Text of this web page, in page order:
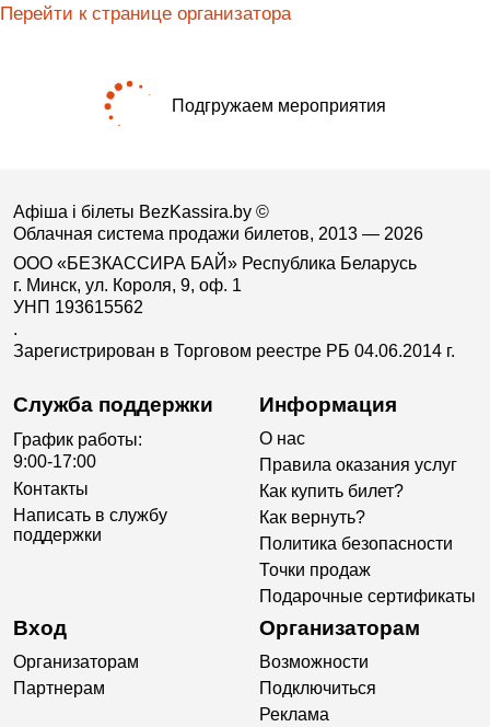
Перейти к странице организатора
Подгружаем мероприятия
Афіша і білеты BezKassira.by ©
Облачная система продажи билетов, 2013 — 2026
ООО «БЕЗКАССИРА БАЙ» Республика Беларусь
г. Минск, ул. Короля, 9, оф. 1
УНП 193615562
.
Зарегистрирован в Торговом реестре РБ 04.06.2014 г.
Служба поддержки
График работы:
9:00-17:00
Контакты
Написать в службу
поддержки
Информация
О нас
Правила оказания услуг
Как купить билет?
Как вернуть?
Политика безопасности
Точки продаж
Подарочные сертификаты
Вход
Организаторам
Партнерам
Организаторам
Возможности
Подключиться
Реклама